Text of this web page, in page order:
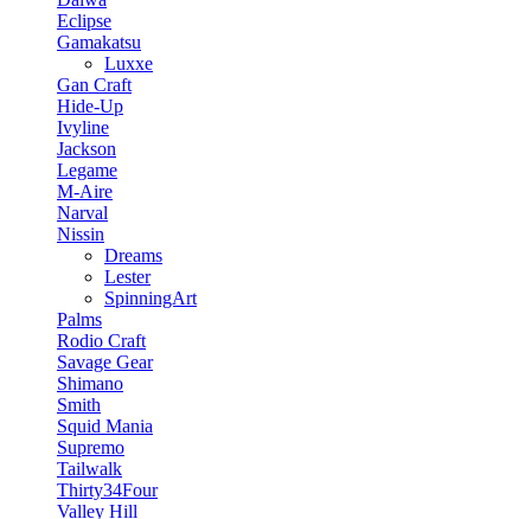
Eclipse
Gamakatsu
Luxxe
Gan Craft
Hide-Up
Ivyline
Jackson
Legame
M-Aire
Narval
Nissin
Dreams
Lester
SpinningArt
Palms
Rodio Craft
Savage Gear
Shimano
Smith
Squid Mania
Supremo
Tailwalk
Thirty34Four
Valley Hill